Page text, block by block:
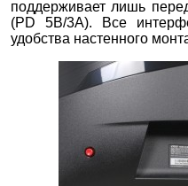
поддерживает лишь
(PD 5В/3А). Все
удобства настенного